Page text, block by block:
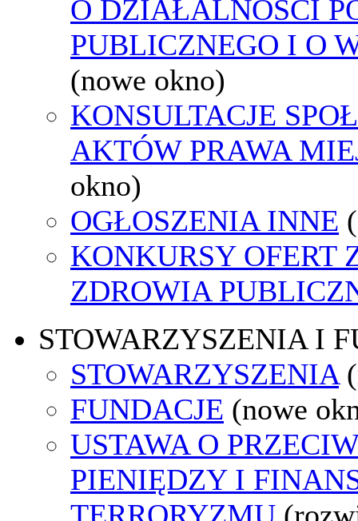
O DZIAŁALNOŚCI
PUBLICZNEGO I O
(nowe okno)
KONSULTACJE
AKTÓW PRAWA
okno)
OGŁOSZENIA INNE
KONKURSY OFERT
ZDROWIA
STOWARZYSZENIA I
STOWARZYSZENIA
FUNDACJE (nowe
USTAWA O
PIENIĘDZY I